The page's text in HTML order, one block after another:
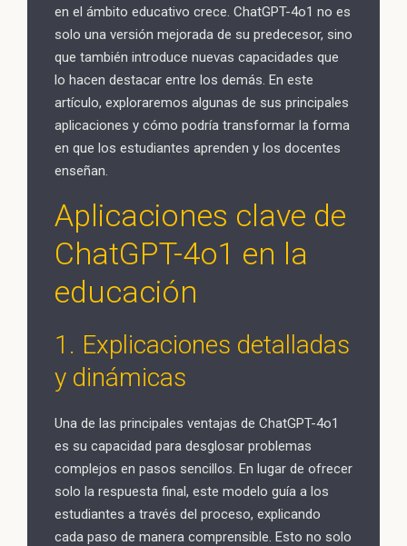
en el ámbito educativo crece. ChatGPT-4o1 no es
solo una versión mejorada de su predecesor, sino
que también introduce nuevas capacidades que
lo hacen destacar entre los demás. En este
artículo, exploraremos algunas de sus principales
aplicaciones y cómo podría transformar la forma
en que los estudiantes aprenden y los docentes
enseñan.
Aplicaciones clave de
ChatGPT-4o1 en la
educación
1. Explicaciones detalladas
y dinámicas
Una de las principales ventajas de ChatGPT-4o1
es su capacidad para desglosar problemas
complejos en pasos sencillos. En lugar de ofrecer
solo la respuesta final, este modelo guía a los
estudiantes a través del proceso, explicando
cada paso de manera comprensible. Esto no solo